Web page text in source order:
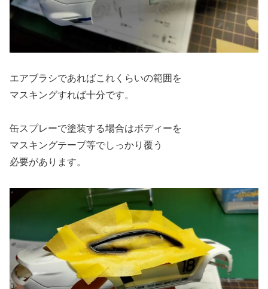
エアブラシであればこれくらいの範囲を
マスキングすれば十分です。
缶スプレーで塗装する場合はボディーを
マスキングテープ等でしっかり覆う
必要があります。